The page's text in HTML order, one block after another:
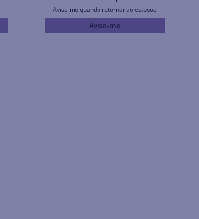
Avise-me quando retornar ao estoque
Avise-me